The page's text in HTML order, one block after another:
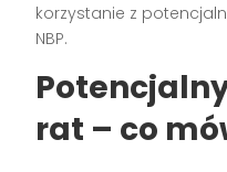
korzystanie z
NBP.
rat – co